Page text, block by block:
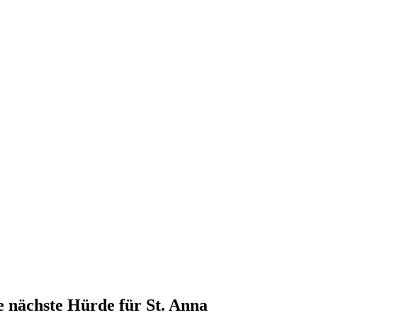
nächste Hürde für St. Anna